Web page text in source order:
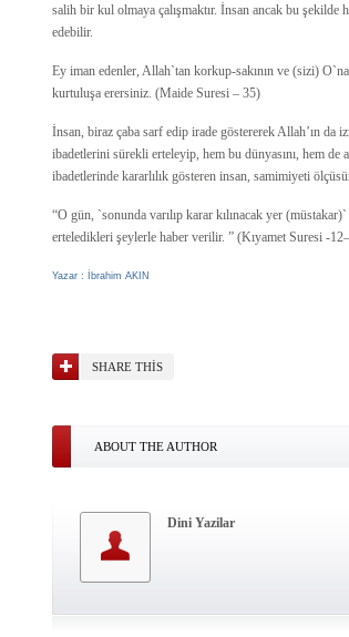
salih bir kul olmaya çalışmaktır. İnsan ancak bu
edebilir.
Ey iman edenler, Allah`tan korkup-sakının ve (sizi)
kurtuluşa erersiniz. (Maide Suresi – 35)
İnsan, biraz çaba sarf edip irade göstererek Allah’ın da
ibadetlerini sürekli erteleyip, hem bu dünyasını, hem de
ibadetlerinde kararlılık gösteren insan, samimiyeti
“O gün, `sonunda varılıp karar kılınacak yer
erteledikleri şeylerle haber verilir. ” (Kıyamet Suresi -
Yazar : İbrahim AKIN
SHARE THIS
ABOUT THE AUTHOR
Dini Yazilar